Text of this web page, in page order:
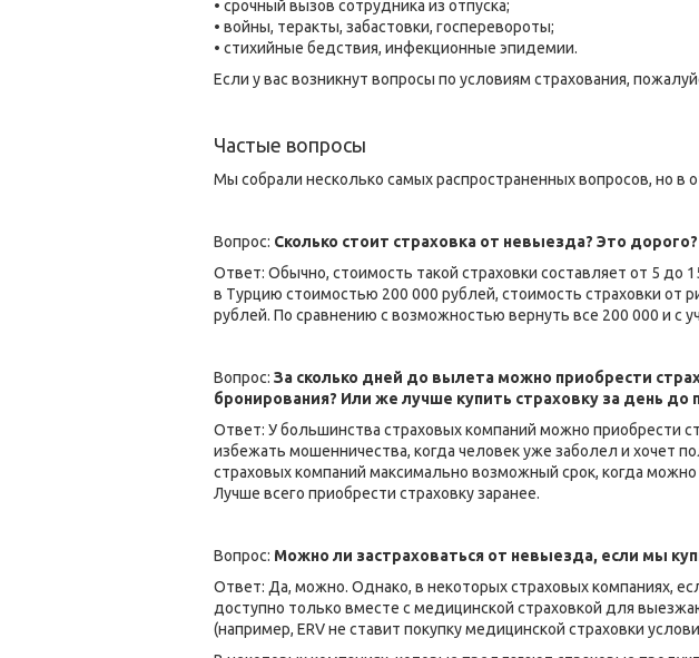
• срочный вызов сотрудника из отпуска;
• войны, теракты, забастовки, госперевороты;
• стихийные бедствия, инфекционные эпидемии.
Если у вас возникнут вопросы по условиям страхования,
Частые вопросы
Мы собрали несколько самых распространенных вопросов, но в
Вопрос: Сколько стоит страховка от невыезда? Это дорого?
Ответ: Обычно, стоимость такой страховки составляет от 5 до
в Турцию стоимостью 200 000 рублей, стоимость страховки от
рублей. По сравнению с возможностью вернуть все 200 000 и с
Вопрос: За сколько дней до вылета можно приобрести
бронирования? Или же лучше купить страховку за день
Ответ: У большинства страховых компаний можно приобрести
избежать мошенничества, когда человек уже заболел и хочет
страховых компаний максимально возможный срок, когда
Лучше всего приобрести страховку заранее.
Вопрос: Можно ли застраховаться от невыезда, если мы
Ответ: Да, можно. Однако, в некоторых страховых компаниях,
доступно только вместе с медицинской страховкой для
(например, ERV не ставит покупку медицинской страховки